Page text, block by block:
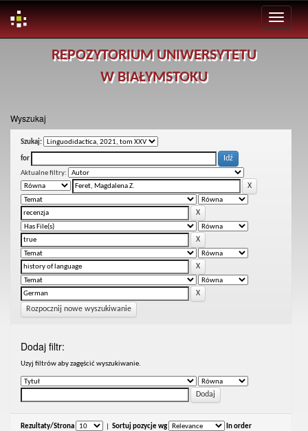
REPOZYTORIUM UNIWERSYTETU
W BIAŁYMSTOKU
Wyszukaj
Szukaj:
for
Aktualne filtry:
Rozpocznij nowe wyszukiwanie
Dodaj filtr:
Uzyj filtrów aby zagęścić wyszukiwanie.
Rezultaty/Strona Sortuj pozycje wg In order